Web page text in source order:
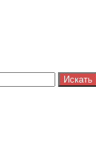
Искать